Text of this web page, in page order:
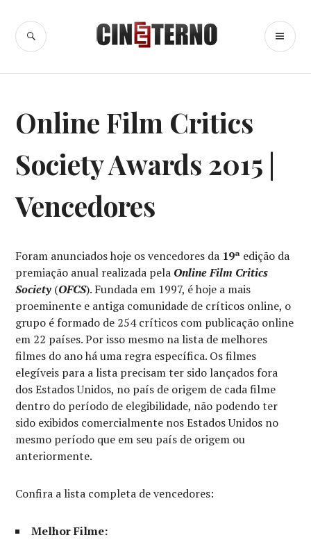
para
conteúdo
Cine Eterno
BUSCA
ESPECIAIS
,
PRÊMIOS
Online Film Critics
Society Awards 2015 |
Vencedores
Foram anunciados hoje os vencedores da 19ª edição da
premiação anual realizada pela Online Film Critics
Society (OFCS). Fundada em 1997, é hoje a mais
proeminente e antiga comunidade de críticos online, o
grupo é formado de 254 críticos com publicação online
em 22 países. Por isso mesmo na lista de melhores
filmes do ano há uma regra específica. Os filmes
elegíveis para a lista precisam ter sido lançados fora
dos Estados Unidos, no país de origem de cada filme
dentro do período de elegibilidade, não podendo ter
sido exibidos comercialmente nos Estados Unidos no
mesmo período que em seu país de origem ou
anteriormente.
Confira a lista completa de vencedores:
Melhor Filme: